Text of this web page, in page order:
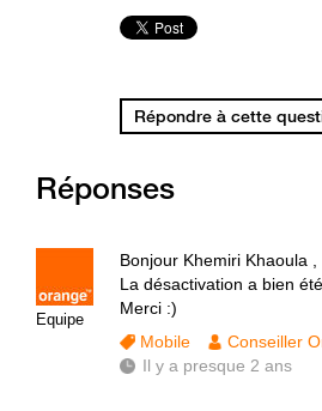
Répondre à cette
Réponses
Equipe
Bonjour Khemiri Khaoula ,
La désactivation a bien été
Merci :)
Mobile
Conseiller
Il y a presque 2 ans